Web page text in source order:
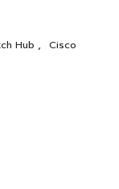
Hub ,
Cisco